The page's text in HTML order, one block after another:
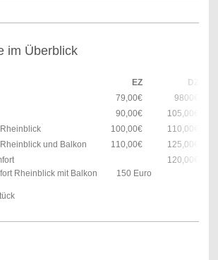
im Überblick
EZ
DZ
79,00€
9800€
90,00€
105,00€
100,00€
110,00€
und Balkon
110,00€
125,00€
120,00€
Rheinblick mit Balkon 150 Euro